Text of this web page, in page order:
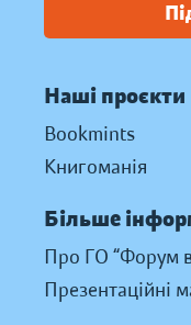
Наші проєкти
Bookmints
Книгоманія
Більше
Про ГО “Форум
Презентаційні